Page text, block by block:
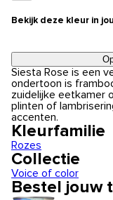
Bekijk deze kleur in
Siesta Rose is een
ondertoon is
zuidelijke eetkamer
plinten of
accenten.
Kleurfamilie
Rozes
Collectie
Voice of color
Bestel jouw